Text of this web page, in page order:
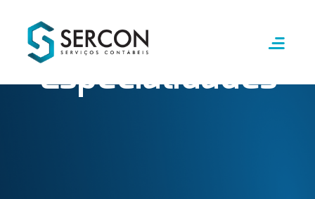
Nossas
Especialidades